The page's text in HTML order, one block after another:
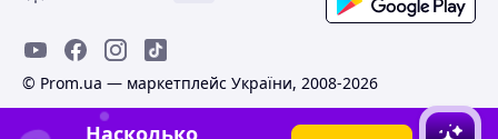
© Prom.ua — маркетплейс України, 2008-2026